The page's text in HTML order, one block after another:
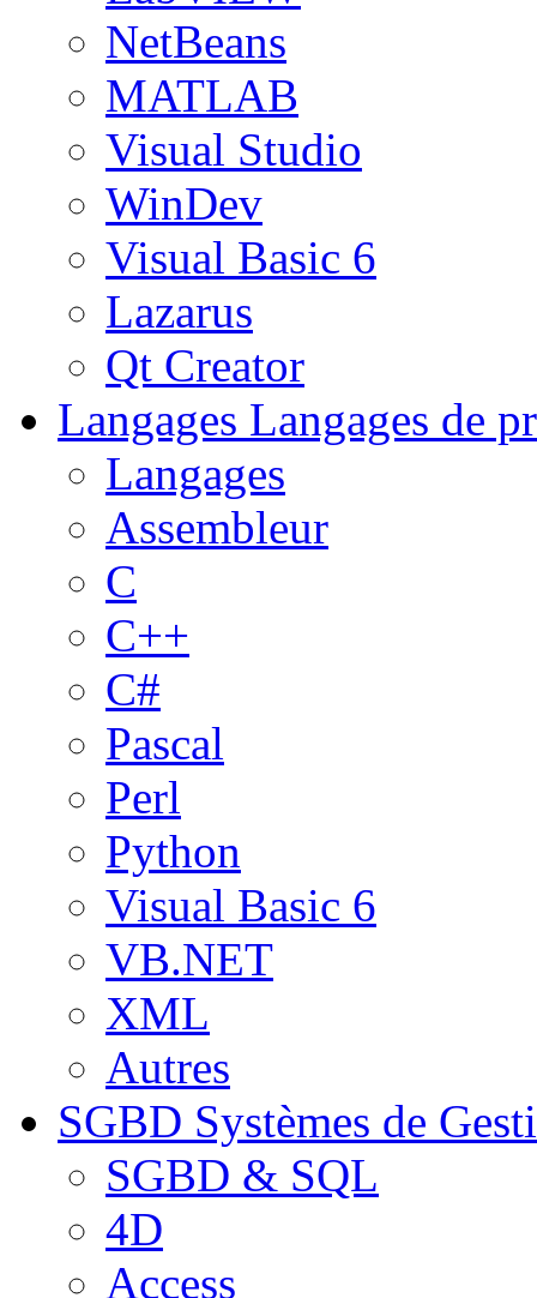
NetBeans
MATLAB
Visual Studio
WinDev
Visual Basic 6
Lazarus
Qt Creator
Langages Langages de
Langages
Assembleur
C
C++
C#
Pascal
Perl
Python
Visual Basic 6
VB.NET
XML
Autres
SGBD Systèmes de
SGBD & SQL
4D
Access